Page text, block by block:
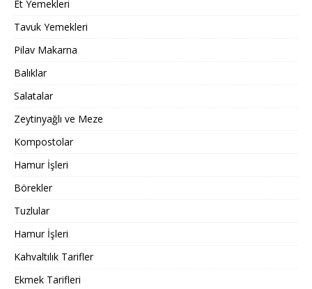
Et Yemekleri
Tavuk Yemekleri
Pilav Makarna
Balıklar
Salatalar
Zeytinyağlı ve Meze
Kompostolar
Hamur İşleri
Börekler
Tuzlular
Hamur İşleri
Kahvaltılık Tarifler
Ekmek Tarifleri